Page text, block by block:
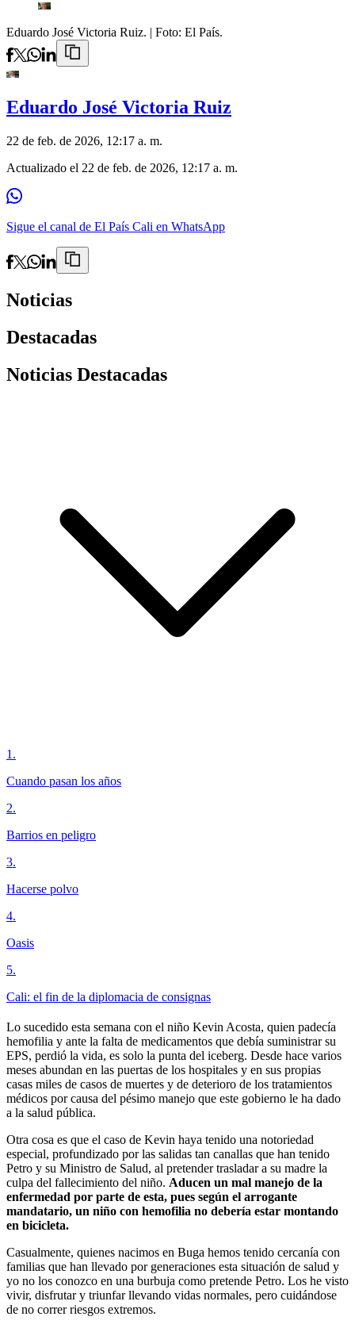
Eduardo José Victoria Ruiz. | Foto: El País.
Eduardo José Victoria Ruiz
22 de feb. de 2026, 12:17 a. m.
Actualizado el 22 de feb. de 2026, 12:17 a. m.
Sigue el canal de El País Cali en WhatsApp
Noticias
Destacadas
Noticias Destacadas
1 .
Cuando pasan los años
2.
Barrios en peligro
3.
Hacerse polvo
4.
Oasis
5.
Cali: el fin de la diplomacia de consignas
Lo sucedido esta semana con el niño Kevin Acosta, quien padecía
hemofilia y ante la falta de medicamentos que debía suministrar su
EPS, perdió la vida, es solo la punta del iceberg. Desde hace varios
meses abundan en las puertas de los hospitales y en sus propias
casas miles de casos de muertes y de deterioro de los tratamientos
médicos por causa del pésimo manejo que este gobierno le ha dado
a la salud pública.
Otra cosa es que el caso de Kevin haya tenido una notoriedad
especial, profundizado por las salidas tan canallas que han tenido
Petro y su Ministro de Salud, al pretender trasladar a su madre la
culpa del fallecimiento del niño. Aducen un mal manejo de la
enfermedad por parte de esta, pues según el arrogante
mandatario, un niño con hemofilia no debería estar montando
en bicicleta.
Casualmente, quienes nacimos en Buga hemos tenido cercanía con
familias que han llevado por generaciones esta situación de salud y
yo no los conozco en una burbuja como pretende Petro. Los he visto
vivir, disfrutar y triunfar llevando vidas normales, pero cuidándose
de no correr riesgos extremos.